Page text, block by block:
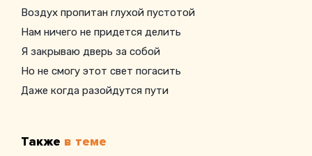
Воздух пропитан глухой пустотой
Нам ничего не придется делить
Я закрываю дверь за собой
Но не смогу этот свет погасить
Даже когда разойдутся пути
Еле заметным теплом в тишине
Также в теме